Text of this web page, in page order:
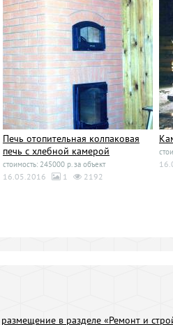
Печь отопительная колпаковая
печь с хлебной камерой
стоимость: 245000 р. за объект
16.05.2016 1 2192
размещение в разделе «Ремонт и